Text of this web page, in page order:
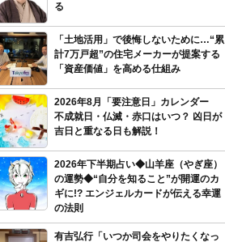
る
「土地活用」で後悔しないために…“累
計7万戸超”の住宅メーカーが提案する
「資産価値」を高める仕組み
2026年8月「要注意日」カレンダー
不成就日・仏滅・赤口はいつ？ 凶日が
吉日と重なる日も解説！
2026年下半期占い◆山羊座（やぎ座）
の運勢◆“自分を知ること”が開運のカ
ギに!? エンジェルカードが伝える幸運
の法則
有吉弘行「いつか司会をやりたくなっ